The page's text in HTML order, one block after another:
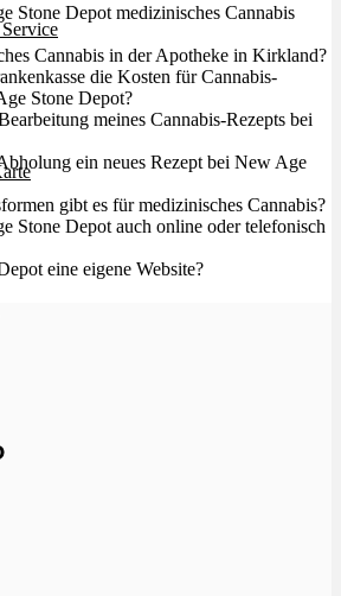
Stone Depot medizinisches Cannabis
Cannabis in der Apotheke in Kirkland?
die Kosten für Cannabis-
Stone Depot?
meines Cannabis-Rezepts bei
ein neues Rezept bei New Age
gibt es für medizinisches Cannabis?
Stone Depot auch online oder telefonisch
eine eigene Website?